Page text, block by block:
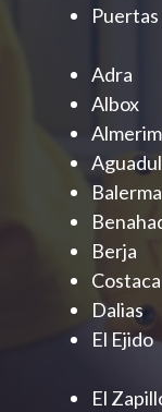
Puertas
Adra
Albox
Balerma
Berja
Dalias
El Ejido
El